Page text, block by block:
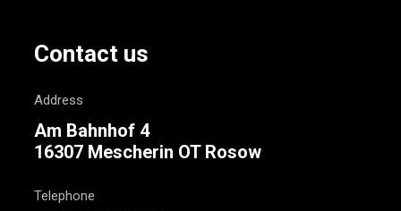
Contact us
Address
Am Bahnhof 4
16307 Mescherin OT Rosow
Telephone